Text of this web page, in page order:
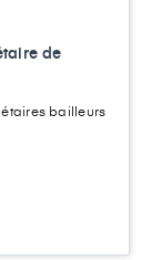
de
bailleurs